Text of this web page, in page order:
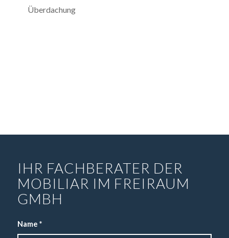
Überdachung
IHR FACHBERATER DER
MOBILIAR IM FREIRAUM
GMBH
Name *